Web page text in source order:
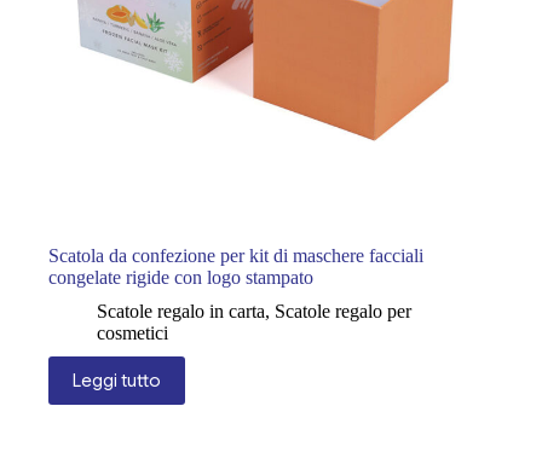
Scatola da confezione per kit di maschere facciali
congelate rigide con logo stampato
Scatole regalo in carta, Scatole regalo per
cosmetici
Leggi tutto